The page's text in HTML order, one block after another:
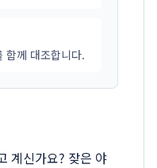
함께 대조합니다.
계신가요? 잦은 야